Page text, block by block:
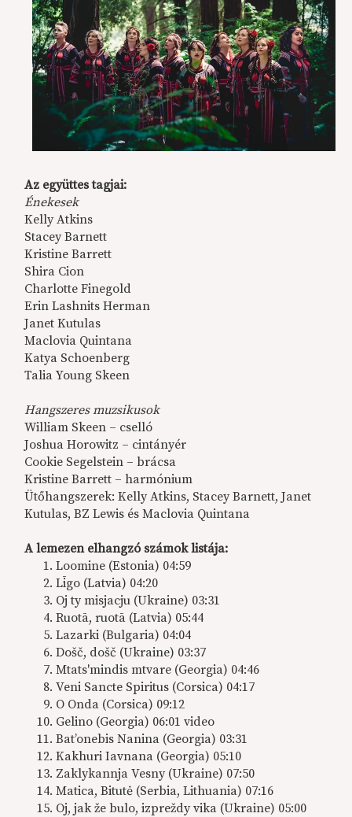
Az együttes tagjai:
Énekesek
Kelly Atkins
Stacey Barnett
Kristine Barrett
Shira Cion
Charlotte Finegold
Erin Lashnits Herman
Janet Kutulas
Maclovia Quintana
Katya Schoenberg
Talia Young Skeen
Hangszeres muzsikusok
William Skeen – cselló
Joshua Horowitz – cintányér
Cookie Segelstein – brácsa
Kristine Barrett – harmónium
Ütőhangszerek: Kelly Atkins, Stacey Barnett, Janet
Kutulas, BZ Lewis és Maclovia Quintana
A lemezen elhangzó számok listája:
Loomine (Estonia) 04:59
Līgo (Latvia) 04:20
Oj ty misjacju (Ukraine) 03:31
Ruotā, ruotā (Latvia) 05:44
Lazarki (Bulgaria) 04:04
Došč, došč (Ukraine) 03:37
Mtats'mindis mtvare (Georgia) 04:46
Veni Sancte Spiritus (Corsica) 04:17
O Onda (Corsica) 09:12
Gelino (Georgia) 06:01 video
Bat’onebis Nanina (Georgia) 03:31
Kakhuri Iavnana (Georgia) 05:10
Zaklykannja Vesny (Ukraine) 07:50
Matica, Bitutė (Serbia, Lithuania) 07:16
Oj, jak že bulo, izpreždy vika (Ukraine) 05:00